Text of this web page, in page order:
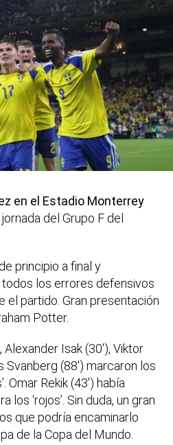
en el Estadio Monterrey
del Grupo F del
principio a final y
los errores defensivos
el partido. Gran presentación
Potter.
Alexander Isak (30′), Viktor
Svanberg (88′) marcaron los
Omar Rekik (43′) había
‘rojos’. Sin duda, un gran
que podría encaminarlo
de la Copa del Mundo.